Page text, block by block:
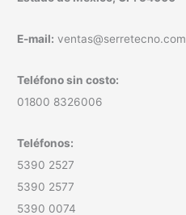
E-mail: ventas@serretecno.com
Teléfono sin costo:
01800 8326006
Teléfonos:
5390 2527
5390 2577
5390 0074